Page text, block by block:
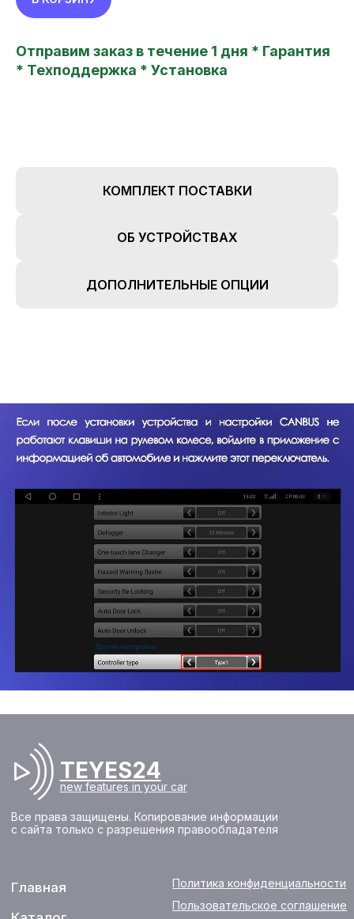
Отправим заказ в течение 1 дня * Гарантия
* Техподдержка * Установка
КОМПЛЕКТ ПОСТАВКИ
ОБ УСТРОЙСТВАХ
ДОПОЛНИТЕЛЬНЫЕ ОПЦИИ
Пользовательское соглашение
Контакты
Новости
Доставка
yes24.ru
+7 (933) 323-94-45
FAQ
Наши работы
Наши преимущества
Реквизиты
Об устройствах